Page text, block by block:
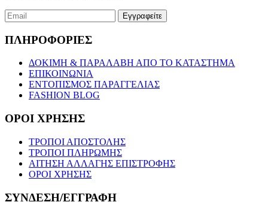
ΠΛΗΡΟΦΟΡΙΕΣ
ΔΟΚΙΜΗ & ΠΑΡΑΛΑΒΗ ΑΠΟ ΤΟ ΚΑΤΑΣΤΗΜΑ
ΕΠΙΚΟΙΝΩΝΙΑ
ΕΝΤΟΠΙΣΜΟΣ ΠΑΡΑΓΓΕΛΙΑΣ
FASHION BLOG
ΟΡΟΙ ΧΡΗΣΗΣ
ΤΡΟΠΟΙ ΑΠΟΣΤΟΛΗΣ
ΤΡΟΠΟΙ ΠΛΗΡΩΜΗΣ
ΑΙΤΗΣΗ ΑΛΛΑΓΗΣ ΕΠΙΣΤΡΟΦΗΣ
ΟΡΟΙ ΧΡΗΣΗΣ
ΣΥΝΔΕΣΗ/ΕΓΓΡΑΦΗ